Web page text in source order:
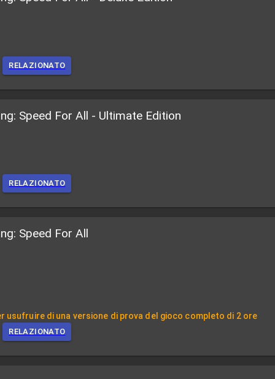
RELAZIONATO
Speed For All - Ultimate Edition
RELAZIONATO
Speed For All
usufruire di una versione di prova del gioco completo di 2 ore
RELAZIONATO